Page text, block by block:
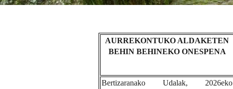
AURREKONTUKO ALDAKETEN
BEHIN BEHINEKO ONESPENA
Bertizaranako Udalak, 2026eko